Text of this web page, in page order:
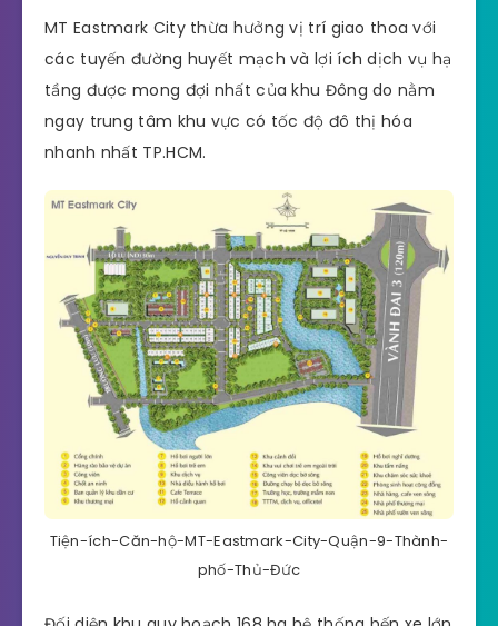
MT Eastmark City thừa hưởng vị trí giao thoa với
các tuyến đường huyết mạch và lợi ích dịch vụ hạ
tầng được mong đợi nhất của khu Đông do nằm
ngay trung tâm khu vực có tốc độ đô thị hóa
nhanh nhất TP.HCM.
Tiện-ích-Căn-hộ-MT-Eastmark-City-Quận-9-Thành-
phố-Thủ-Đức